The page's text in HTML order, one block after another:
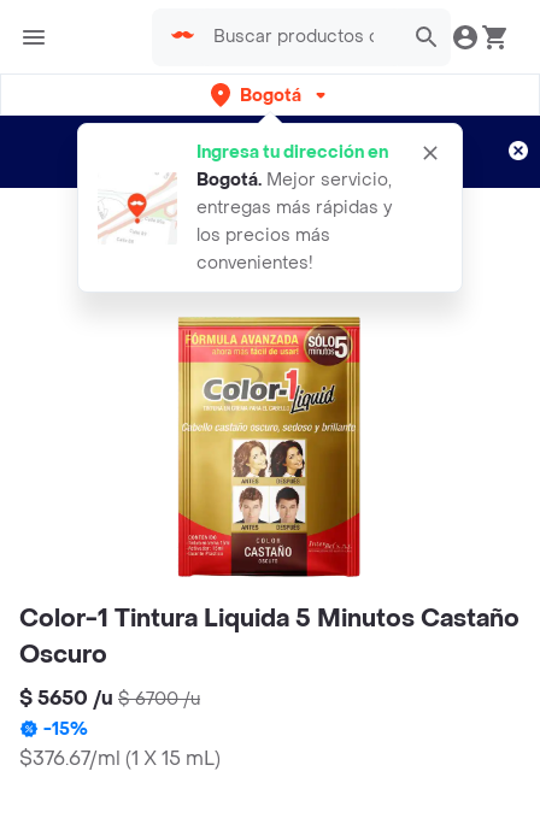
Bogotá
Ingresa tu dirección en
Bogotá. Mejor servicio,
entregas más rápidas y
los precios más
convenientes!
envíos gratis por semanas
Aplican TyC
Color-1 Tintura Liquida 5 Minutos Castaño
Oscuro
$ 5650 /u $ 6700/u
-15%
$376.67/ml (1 X 15 mL)